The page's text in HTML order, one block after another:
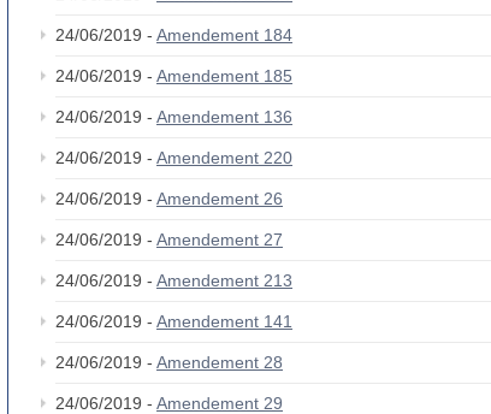
24/06/2019 - Amendement 184
24/06/2019 - Amendement 185
24/06/2019 - Amendement 136
24/06/2019 - Amendement 220
24/06/2019 - Amendement 26
24/06/2019 - Amendement 27
24/06/2019 - Amendement 213
24/06/2019 - Amendement 141
24/06/2019 - Amendement 28
24/06/2019 - Amendement 29